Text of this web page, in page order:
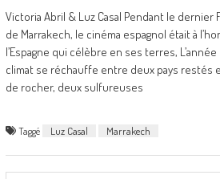
Victoria Abril & Luz Casal Pendant le dernier
de Marrakech, le cinéma espagnol était à
l’Espagne qui célèbre en ses terres,
climat se réchauffe entre deux pays
de rocher, deux sulfureuses
Taggé Luz Casal Marrakech